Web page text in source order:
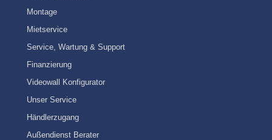
Montage
Mietservice
Service, Wartung & Support
Finanzierung
Videowall Konfigurator
Unser Service
Händlerzugang
Außendienst Berater